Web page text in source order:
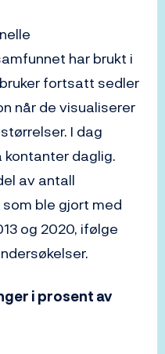
har brukt i
fortsatt sedler
når de visualiserer
I dag
daglig.
av antall
ble gjort med
og 2020, ifølge
i prosent av